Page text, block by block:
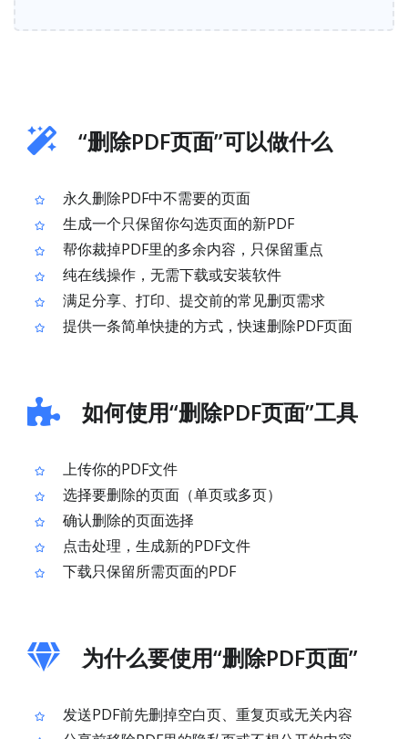
“删除PDF页面”可以做什么
永久删除PDF中不需要的页面
生成一个只保留你勾选页面的新PDF
帮你裁掉PDF里的多余内容，只保留重点
纯在线操作，无需下载或安装软件
满足分享、打印、提交前的常见删页需求
提供一条简单快捷的方式，快速删除PDF页面
如何使用“删除PDF页面”工具
上传你的PDF文件
选择要删除的页面（单页或多页）
确认删除的页面选择
点击处理，生成新的PDF文件
下载只保留所需页面的PDF
为什么要使用“删除PDF页面”
发送PDF前先删掉空白页、重复页或无关内容